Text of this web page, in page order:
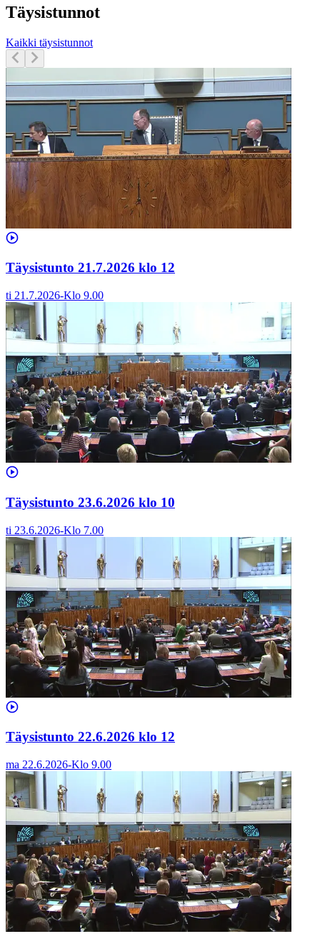
Täysistunnot
Kaikki täysistunnot
Täysistunto 21.7.2026 klo 12
ti 21.7.2026-Klo 9.00
Täysistunto 23.6.2026 klo 10
ti 23.6.2026-Klo 7.00
Täysistunto 22.6.2026 klo 12
ma 22.6.2026-Klo 9.00